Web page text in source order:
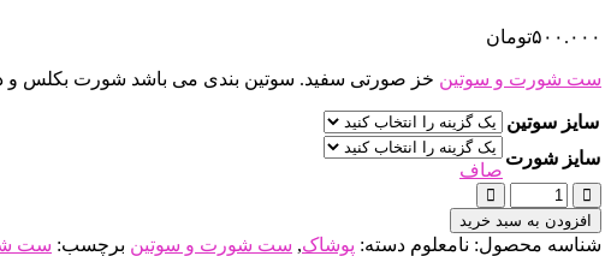
۵۰۰.۰۰۰تومان
ست شورت و سوتین خز صورتی سفید. سوتین بندی می باشد شورت بکلس و در
سایز سوتین
سایز شورت
صاف
ست
شورت
و
افزودن به سبد خرید
شناسه محصول: نامعلوم دسته: پوشاک, ست شورت و سوتین برچسب: ست